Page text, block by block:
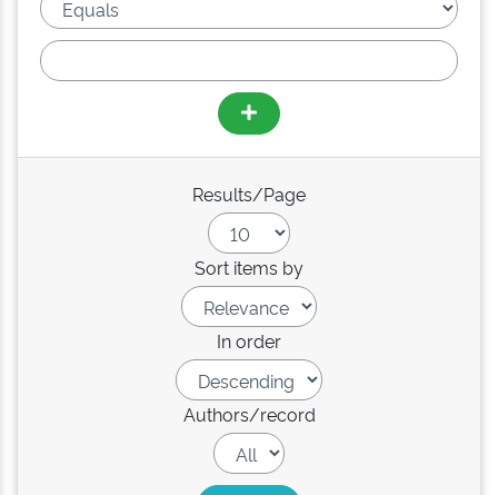
Results/Page
Sort items by
In order
Authors/record